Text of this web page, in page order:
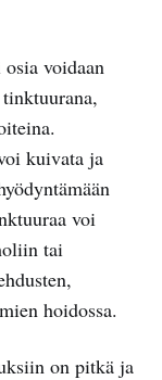
voidaan
kuivata ja
voi
tai
hoidossa.
on pitkä ja